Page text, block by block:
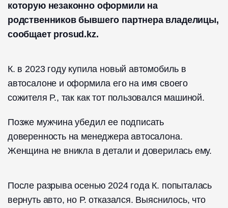
которую незаконно оформили на
родственников бывшего партнера владелицы,
сообщает prosud.kz.
К. в 2023 году купила новый автомобиль в
автосалоне и оформила его на имя своего
сожителя Р., так как тот пользовался машиной.
Позже мужчина убедил ее подписать
доверенность на менеджера автосалона.
Женщина не вникла в детали и доверилась ему.
После разрыва осенью 2024 года К. попыталась
вернуть авто, но Р. отказался. Выяснилось, что